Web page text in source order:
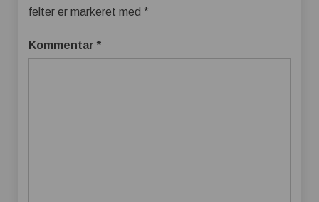
felter er markeret med *
Kommentar *